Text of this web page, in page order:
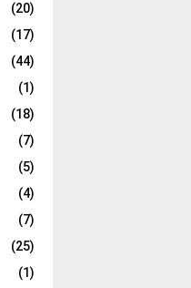
(20)
(17)
(44)
(1)
(18)
(7)
(5)
(4)
(7)
(25)
(1)